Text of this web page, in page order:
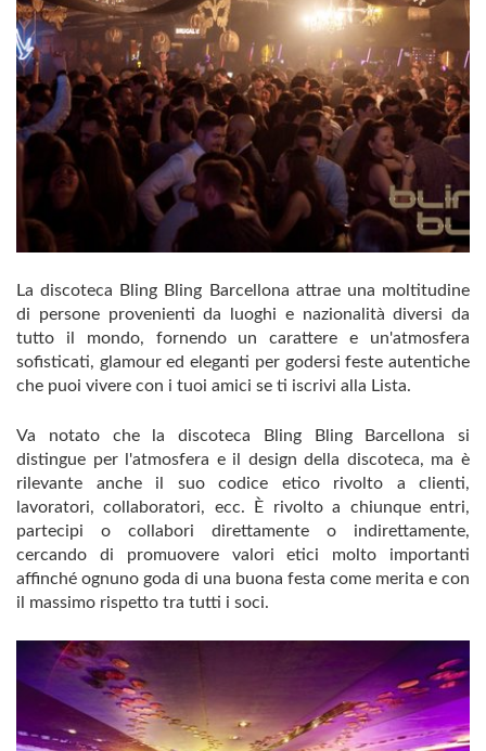
La discoteca Bling Bling Barcellona attrae una moltitudine
di persone provenienti da luoghi e nazionalità diversi da
tutto il mondo, fornendo un carattere e un'atmosfera
sofisticati, glamour ed eleganti per godersi feste autentiche
che puoi vivere con i tuoi amici se ti iscrivi alla Lista.
Va notato che la discoteca Bling Bling Barcellona si
distingue per l'atmosfera e il design della discoteca, ma è
rilevante anche il suo codice etico rivolto a clienti,
lavoratori, collaboratori, ecc. È rivolto a chiunque entri,
partecipi o collabori direttamente o indirettamente,
cercando di promuovere valori etici molto importanti
affinché ognuno goda di una buona festa come merita e con
il massimo rispetto tra tutti i soci.